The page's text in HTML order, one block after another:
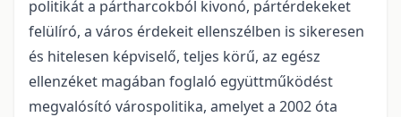
politikát a pártharcokból kivonó, pártérdekeket
felülíró, a város érdekeit ellenszélben is sikeresen
és hitelesen képviselő, teljes körű, az egész
ellenzéket magában foglaló együttműködést
megvalósító várospolitika, amelyet a 2002 óta